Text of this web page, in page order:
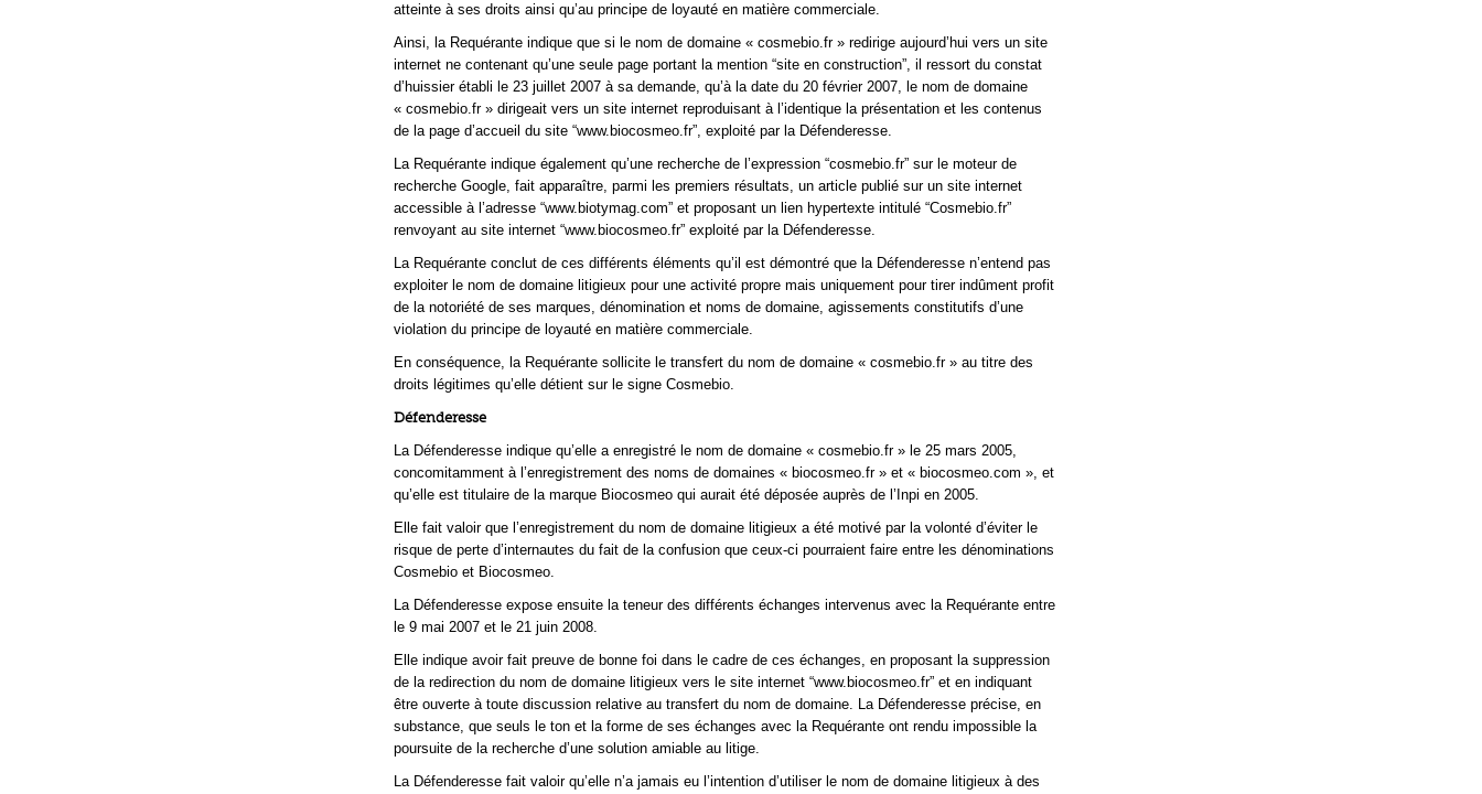
atteinte à ses droits ainsi qu’au principe de loyauté en matière commerciale.
Ainsi, la Requérante indique que si le nom de domaine « cosmebio.fr » redirige aujourd’hui vers un site
internet ne contenant qu’une seule page portant la mention “site en construction”, il ressort du constat
d’huissier établi le 23 juillet 2007 à sa demande, qu’à la date du 20 février 2007, le nom de domaine
« cosmebio.fr » dirigeait vers un site internet reproduisant à l’identique la présentation et les contenus
de la page d’accueil du site “www.biocosmeo.fr”, exploité par la Défenderesse.
La Requérante indique également qu’une recherche de l’expression “cosmebio.fr” sur le moteur de
recherche Google, fait apparaître, parmi les premiers résultats, un article publié sur un site internet
accessible à l’adresse “www.biotymag.com” et proposant un lien hypertexte intitulé “Cosmebio.fr”
renvoyant au site internet “www.biocosmeo.fr” exploité par la Défenderesse.
La Requérante conclut de ces différents éléments qu’il est démontré que la Défenderesse n’entend pas
exploiter le nom de domaine litigieux pour une activité propre mais uniquement pour tirer indûment profit
de la notoriété de ses marques, dénomination et noms de domaine, agissements constitutifs d’une
violation du principe de loyauté en matière commerciale.
En conséquence, la Requérante sollicite le transfert du nom de domaine « cosmebio.fr » au titre des
droits légitimes qu’elle détient sur le signe Cosmebio.
Défenderesse
La Défenderesse indique qu’elle a enregistré le nom de domaine « cosmebio.fr » le 25 mars 2005,
concomitamment à l’enregistrement des noms de domaines « biocosmeo.fr » et « biocosmeo.com », et
qu’elle est titulaire de la marque Biocosmeo qui aurait été déposée auprès de l’Inpi en 2005.
Elle fait valoir que l’enregistrement du nom de domaine litigieux a été motivé par la volonté d’éviter le
risque de perte d’internautes du fait de la confusion que ceux-ci pourraient faire entre les dénominations
Cosmebio et Biocosmeo.
La Défenderesse expose ensuite la teneur des différents échanges intervenus avec la Requérante entre
le 9 mai 2007 et le 21 juin 2008.
Elle indique avoir fait preuve de bonne foi dans le cadre de ces échanges, en proposant la suppression
de la redirection du nom de domaine litigieux vers le site internet “www.biocosmeo.fr” et en indiquant
être ouverte à toute discussion relative au transfert du nom de domaine. La Défenderesse précise, en
substance, que seuls le ton et la forme de ses échanges avec la Requérante ont rendu impossible la
poursuite de la recherche d’une solution amiable au litige.
La Défenderesse fait valoir qu’elle n’a jamais eu l’intention d’utiliser le nom de domaine litigieux à des